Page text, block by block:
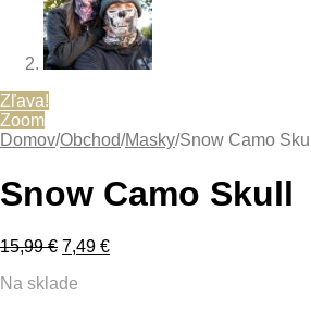
Zľava!
Zoom
Domov/Obchod/Masky/Snow Camo Skull
Snow Camo Skull
15,99€ Pôvodná
bola:
7,49 €Aktuálna
Na sklade